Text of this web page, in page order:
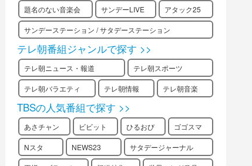
題名のない音楽会 サンデーLIVE アタック25
サンデーステーション / サタデーステーション
テレ朝番組ジャンルで探す >>
テレ朝ニュース・報道 テレ朝スポーツ
テレ朝バラエティ テレ朝情報 テレ朝音楽
TBSの人気番組で探す >>
あさチャン ビビット ひるおび ゴゴスマ
Nスタ NEWS23 サタデージャーナル